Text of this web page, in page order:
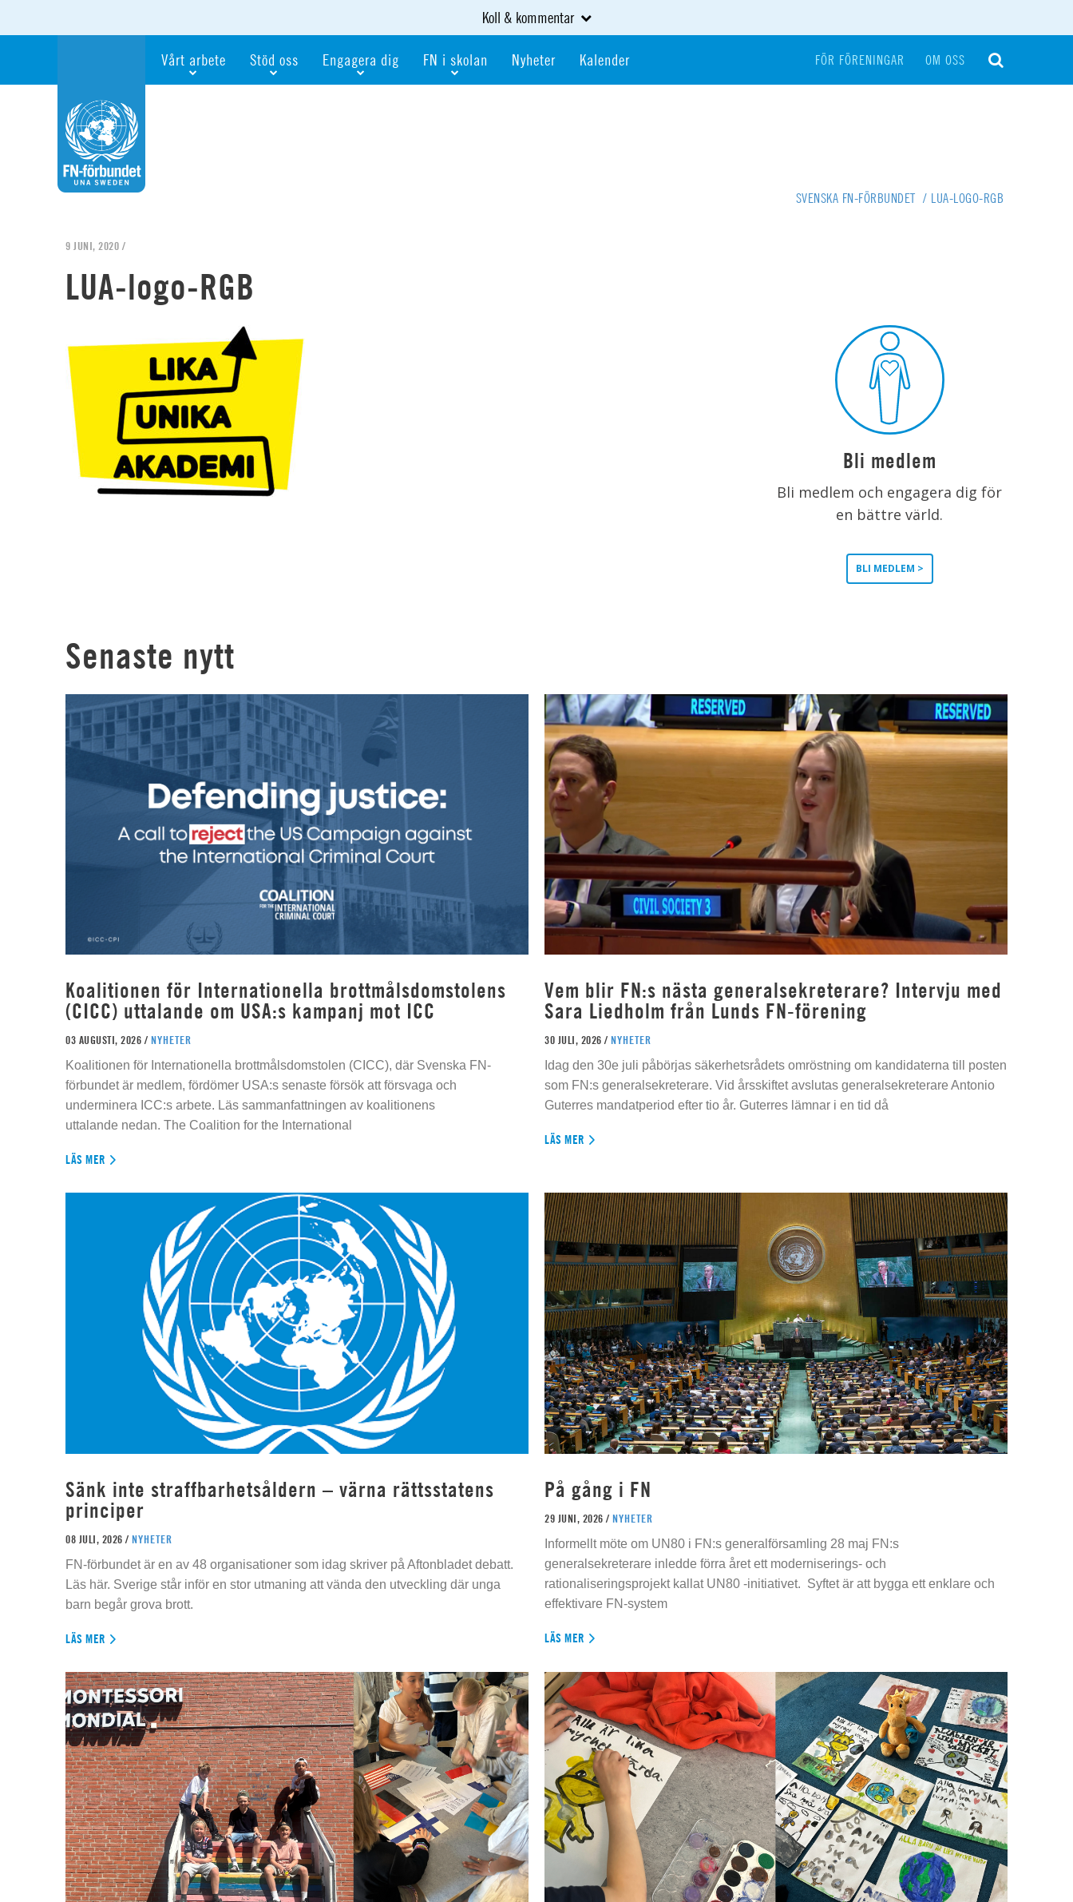
Koll & kommentar
Vårt arbete Stöd oss Engagera dig FN i skolan Nyheter Kalender FÖR FÖRENINGAR OM OSS
SVENSKA FN-FÖRBUNDET / LUA-LOGO-RGB
9 JUNI, 2020 /
LUA-logo-RGB
Bli medlem
Bli medlem och engagera dig för
en bättre värld.
BLI MEDLEM >
Senaste nytt
Koalitionen för Internationella brottmålsdomstolens
(CICC) uttalande om USA:s kampanj mot ICC
03 AUGUSTI, 2026 / NYHETER
Koalitionen för Internationella brottmålsdomstolen (CICC), där Svenska FN-
förbundet är medlem, fördömer USA:s senaste försök att försvaga och
underminera ICC:s arbete. Läs sammanfattningen av koalitionens
uttalande nedan. The Coalition for the International
LÄS MER
Vem blir FN:s nästa generalsekreterare? Intervju med
Sara Liedholm från Lunds FN-förening
30 JULI, 2026 / NYHETER
Idag den 30e juli påbörjas säkerhetsrådets omröstning om kandidaterna till posten
som FN:s generalsekreterare. Vid årsskiftet avslutas generalsekreterare Antonio
Guterres mandatperiod efter tio år. Guterres lämnar i en tid då
LÄS MER
Sänk inte straffbarhetsåldern – värna rättsstatens
principer
08 JULI, 2026 / NYHETER
FN-förbundet är en av 48 organisationer som idag skriver på Aftonbladet debatt.
Läs här. Sverige står inför en stor utmaning att vända den utveckling där unga
barn begår grova brott.
LÄS MER
På gång i FN
29 JUNI, 2026 / NYHETER
Informellt möte om UN80 i FN:s generalförsamling 28 maj FN:s
generalsekreterare inledde förra året ett moderniserings- och
rationaliseringsprojekt kallat UN80 -initiativet. Syftet är att bygga ett enklare och
effektivare FN-system
LÄS MER